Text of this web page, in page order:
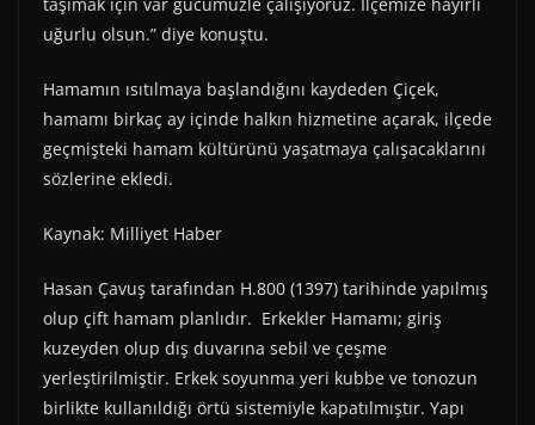
taşımak için var gücümüzle çalışıyoruz. İlçemize hayırlı
uğurlu olsun.” diye konuştu.
Hamamın ısıtılmaya başlandığını kaydeden Çiçek,
hamamı birkaç ay içinde halkın hizmetine açarak, ilçede
geçmişteki hamam kültürünü yaşatmaya çalışacaklarını
sözlerine ekledi.
Kaynak: Milliyet Haber
Hasan Çavuş tarafından H.800 (1397) tarihinde yapılmış
olup çift hamam planlıdır. Erkekler Hamamı; giriş
kuzeyden olup dış duvarına sebil ve çeşme
yerleştirilmiştir. Erkek soyunma yeri kubbe ve tonozun
birlikte kullanıldığı örtü sistemiyle kapatılmıştır. Yapı